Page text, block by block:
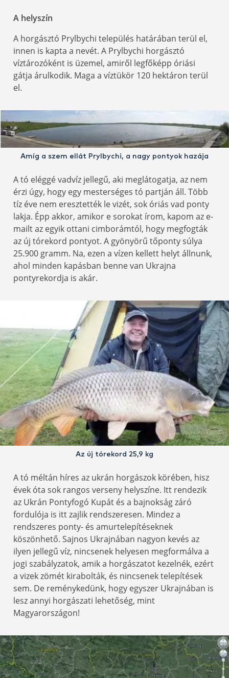
A helyszín
A horgásztó Prylbychi település határában terül el,
innen is kapta a nevét. A Prylbychi horgásztó
víztározóként is üzemel, amiről legfőképp óriási
gátja árulkodik. Maga a víztükör 120 hektáron terül
el.
Amíg a szem ellát Prylbychi, a nagy pontyok hazája
A tó eléggé vadvíz jellegű, aki meglátogatja, az nem
érzi úgy, hogy egy mesterséges tó partján áll. Több
tíz éve nem eresztették le vizét, sok óriás vad ponty
lakja. Épp akkor, amikor e sorokat írom, kapom az e-
mailt az egyik ottani cimborámtól, hogy megfogták
az új tórekord pontyot. A gyönyörű tőponty súlya
25.900 gramm. Na, ezen a vízen kellett helyt állnunk,
ahol minden kapásban benne van Ukrajna
pontyrekordja is akár.
Az új tórekord 25,9 kg
A tó méltán híres az ukrán horgászok körében, hisz
évek óta sok rangos verseny helyszíne. Itt rendezik
az Ukrán Pontyfogó Kupát és a bajnokság záró
fordulója is itt zajlik rendszeresen. Mindez a
rendszeres ponty- és amurtelepítéseknek
köszönhető. Sajnos Ukrajnában nagyon kevés az
ilyen jellegű víz, nincsenek helyesen megformálva a
jogi szabályzatok, amik a horgászatot kezelnék, ezért
a vizek zömét kirabolták, és nincsenek telepítések
sem. De reménykedünk, hogy egyszer Ukrajnában is
lesz annyi horgászati lehetőség, mint
Magyarországon!